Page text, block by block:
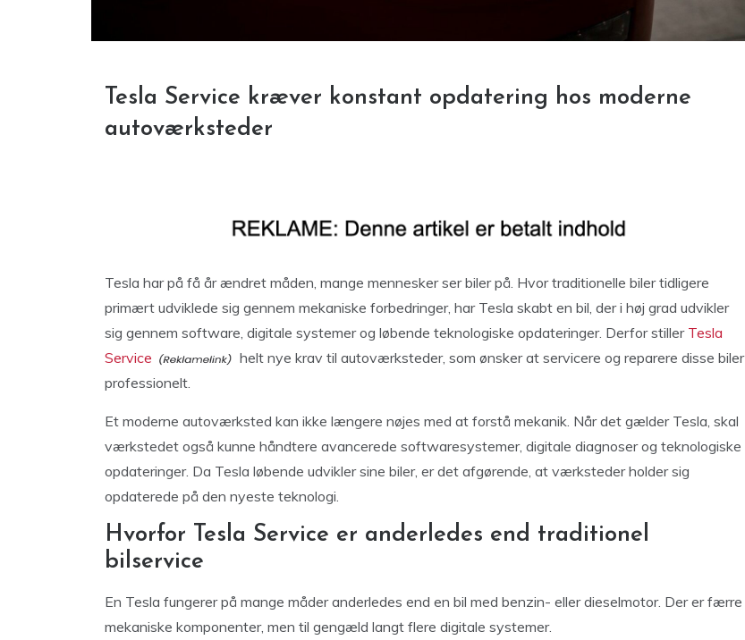
Tesla Service kræver konstant opdatering hos moderne
autoværksteder
Tesla har på få år ændret måden, mange mennesker ser biler på. Hvor traditionelle biler tidligere
primært udviklede sig gennem mekaniske forbedringer, har Tesla skabt en bil, der i høj grad udvikler
sig gennem software, digitale systemer og løbende teknologiske opdateringer. Derfor stiller Tesla
Service
helt nye krav til autoværksteder, som ønsker at servicere og reparere disse biler
professionelt.
Et moderne autoværksted kan ikke længere nøjes med at forstå mekanik. Når det gælder Tesla, skal
værkstedet også kunne håndtere avancerede softwaresystemer, digitale diagnoser og teknologiske
opdateringer. Da Tesla løbende udvikler sine biler, er det afgørende, at værksteder holder sig
opdaterede på den nyeste teknologi.
Hvorfor Tesla Service er anderledes end traditionel
bilservice
En Tesla fungerer på mange måder anderledes end en bil med benzin- eller dieselmotor. Der er færre
mekaniske komponenter, men til gengæld langt flere digitale systemer.